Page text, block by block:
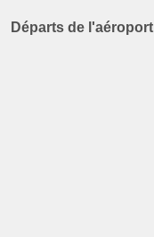
Départs de